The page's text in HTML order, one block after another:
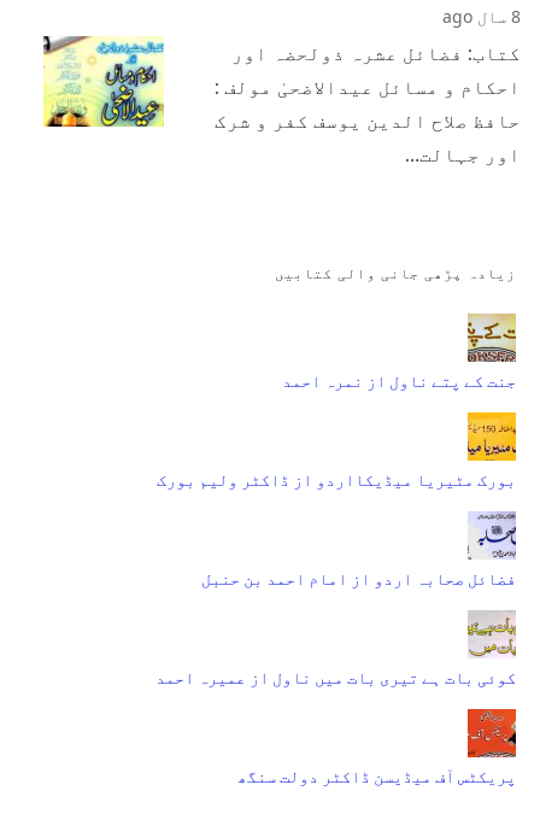
8 سال ago
کتاب: فضائل عشرہ ذولحضہ اور
احکام و مسائل عیدالاضحیٰ مولف :
حافظ صلاح الدین یوسف کفر و شرک
اور جہالت…
زیادہ پڑھی جانی والی کتابیں
جنت کے پتے ناول از نمرہ احمد
بورک مٹیریا میڈیکااردو از ڈاکٹر ولیم بورک
فضائل صحابہ اردو از امام احمد بن حنبل
کوئی بات ہے تیری بات میں ناول از عمیرہ احمد
پریکٹس آف میڈیسن ڈاکٹر دولت سنگھ